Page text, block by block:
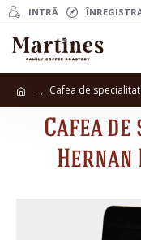
INTRĂ
Cafea de
Cafea
Hernan